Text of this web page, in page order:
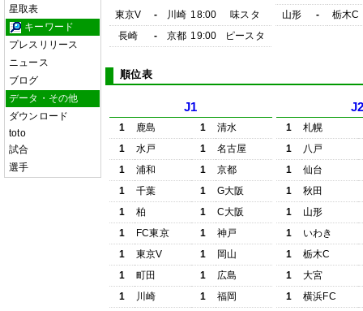
星取表
キーワード
プレスリリース
ニュース
ブログ
データ・その他
ダウンロード
toto
試合
選手
東京V
- 川崎 18:00
味スタ
長崎
- 京都 19:00 ピースタ
山形
- 栃木C
順位表
J1
1 鹿島 1
清水
1
水戸 1
名古屋
1
浦和 1
京都
1
千葉 1
G大阪
1
柏 1
C大阪
1
FC東京 1
神戸
1
東京V 1
岡山
1
町田 1
広島
1
川崎 1
福岡
1
札幌
1
八戸
1
仙台
1
秋田
1
山形
1
いわき
1
栃木C
1
大宮
1
横浜FC